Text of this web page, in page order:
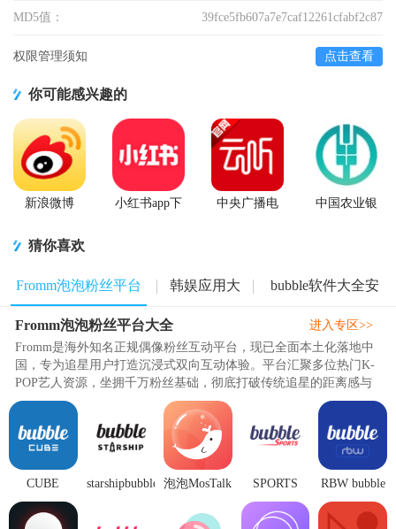
MD5值： 39fce5fb607a7e7caf12261cfabf2c87
权限管理须知 点击查看
你可能感兴趣的
新浪微博
小红书app下
中央广播电
中国农业银
猜你喜欢
Fromm泡泡粉丝平台
大全
韩娱应用大 bubble软件大全安
卓版
Fromm泡泡粉丝平台大全
Fromm是海外知名正规偶像粉丝互动平台，现已全面本土化落地中
国，专为追星用户打造沉浸式双向互动体验。平台汇聚多位热门K-
POP艺人资源，坐拥千万粉丝基础，彻底打破传统追星的距离感与
地域语言壁垒。用户开通专属订..
进入专区>>
CUBE
bubble官方
版最新版
starshipbubble
泡泡MosTalk
V2.1.5 官方
SPORTS
bubble软件
安卓版1.3.9
RBW bubble
泡泡社区
appv1.2.10官